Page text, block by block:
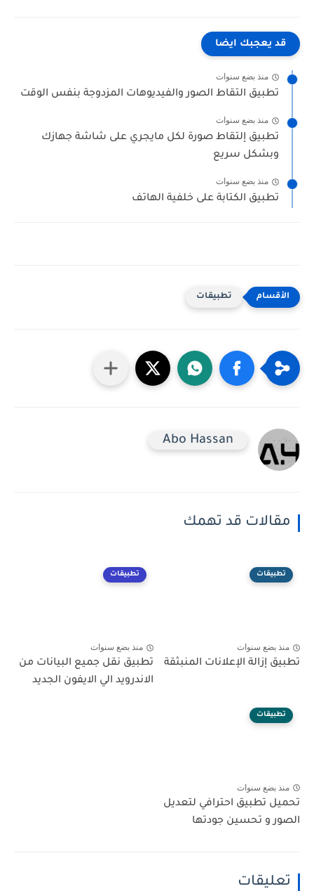
قد يعجبك ايضا
منذ بضع سنوات
تطبيق التقاط الصور والفيديوهات المزدوجة بنفس الوقت
منذ بضع سنوات
تطبيق إلتقاط صورة لكل مايجري على شاشة جهازك
وبشكل سريع
منذ بضع سنوات
تطبيق الكتابة على خلفية الهاتف
تطبيقات
Abo Hassan
مقالات قد تهمك
تطبيقات
منذ بضع سنوات
تطبيق إزالة الإعلانات المنبثقة
تطبيقات
منذ بضع سنوات
تطبيق نقل جميع البيانات من
الاندرويد الي الايفون الجديد
تطبيقات
منذ بضع سنوات
تحميل تطبيق احترافي لتعديل
الصور و تحسين جودتها
تعليقات